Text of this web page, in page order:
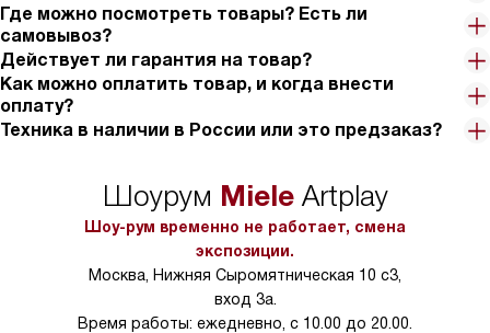
Где можно посмотреть товары? Есть ли
самовывоз?
Действует ли гарантия на товар?
Как можно оплатить товар, и когда внести
оплату?
Техника в наличии в России или это предзаказ?
Шоурум MieleArtplay
Шоу-рум временно не работает, смена
экспозиции.
Москва, Нижняя Сыромятническая 10 с3,
вход 3а.
Время работы: ежедневно, с 10.00 до 20.00.